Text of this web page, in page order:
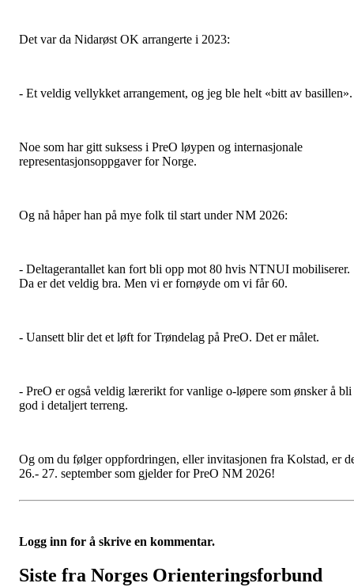
Det var da Nidarøst OK arrangerte i 2023:
- Et veldig vellykket arrangement, og jeg ble helt «bitt av basillen».
Noe som har gitt suksess i PreO løypen og internasjonale
representasjonsoppgaver for Norge.
Og nå håper han på mye folk til start under NM 2026:
- Deltagerantallet kan fort bli opp mot 80 hvis NTNUI mobiliserer.
Da er det veldig bra. Men vi er fornøyde om vi får 60.
- Uansett blir det et løft for Trøndelag på PreO. Det er målet.
- PreO er også veldig lærerikt for vanlige o-løpere som ønsker å bli
god i detaljert terreng.
Og om du følger oppfordringen, eller invitasjonen fra Kolstad, er
26.- 27. september som gjelder for PreO NM 2026!
Logg inn for å skrive en kommentar.
Siste fra Norges Orienteringsforbund